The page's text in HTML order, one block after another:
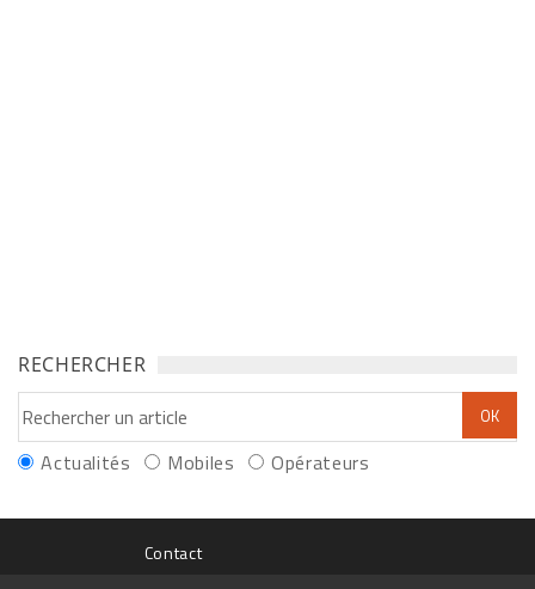
RECHERCHER
Actualités Mobiles Opérateurs
Contact